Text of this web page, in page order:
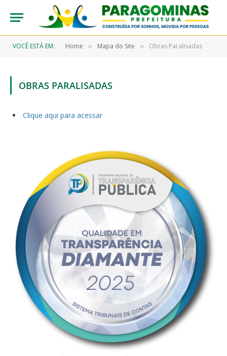
VOCÊ ESTÁ EM: Home » Mapa do Site » Obras Paralisadas
OBRAS PARALISADAS
Clique aqui para acessar